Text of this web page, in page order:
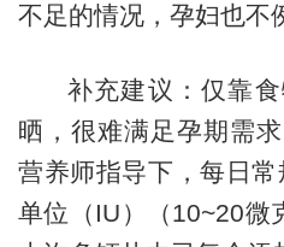
不足的情况，孕妇也不
补充建议：仅靠
晒，很难满足孕期需
营养师指导下，每日
单位（IU）
（10~20微